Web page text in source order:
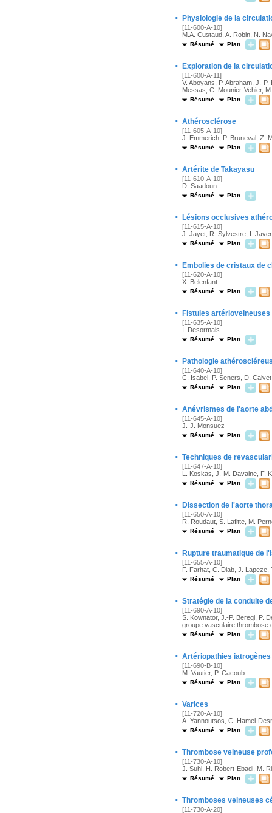
· Physiologie de la
[11-600-A-10]
M.A. Custaud, A. Robin, N.
Résumé Plan
· Exploration de la
[11-600-A-11]
V. Aboyans, P. Abraham, J.-
Messas, C. Mounier-Vehier,
Résumé Plan
· Athérosclérose
[11-605-A-10]
J. Emmerich, P. Bruneval, Z.
Résumé Plan
· Artérite de Takayasu
[11-610-A-10]
D. Saadoun
Résumé Plan
· Lésions occlusives
[11-615-A-10]
J. Jayet, R. Sylvestre, I.
Résumé Plan
· Embolies de cristaux de
[11-620-A-10]
X. Belenfant
Résumé Plan
· Fistules
[11-635-A-10]
I. Desormais
Résumé Plan
· Pathologie
[11-640-A-10]
C. Isabel, P. Seners, D.
Résumé Plan
· Anévrismes de l'aorte
[11-645-A-10]
J.-J. Monsuez
Résumé Plan
· Techniques de
[11-647-A-10]
L. Koskas, J.-M. Davaine, F.
Résumé Plan
· Dissection de l'aorte
[11-650-A-10]
R. Roudaut, S. Lafitte, M.
Résumé Plan
· Rupture traumatique de
[11-655-A-10]
F. Farhat, C. Diab, J. Lapeze,
Résumé Plan
· Stratégie de la conduite
[11-690-A-10]
S. Kownator, J.-P. Beregi, P.
groupe vasculaire thrombose
Résumé Plan
· Artériopathies
[11-690-B-10]
M. Vautier, P. Cacoub
Résumé Plan
· Varices
[11-720-A-10]
A. Yannoutsos, C. Hamel-
Résumé Plan
· Thrombose veineuse
[11-730-A-10]
J. Suhl, H. Robert-Ebadi, M.
Résumé Plan
· Thromboses veineuses
[11-730-A-20]